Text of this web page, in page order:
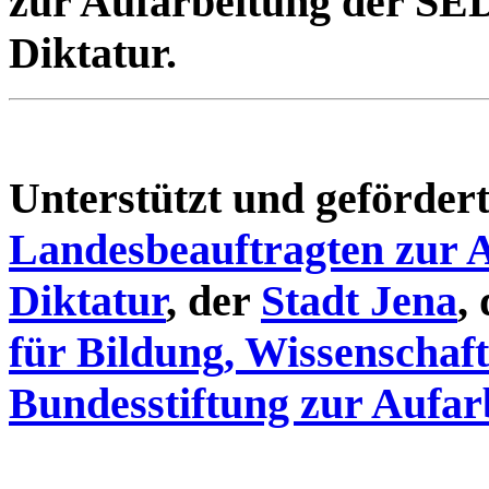
Diktatur.
Unterstützt und
Landesbeauftragten zur
Diktatur, der Stadt Jena,
für Bildung,
Bundesstiftung zur